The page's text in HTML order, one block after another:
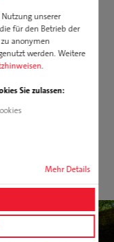
unserer
für den Betrieb der
anonymen
werden. Weitere
.
Sie zulassen:
Mehr Details
unserer
rund um
und
von Prozessen zu
zu minimieren.
Erfolge auch.
PPWR